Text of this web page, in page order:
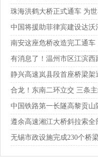
珠海洪鹤大桥正式通车 为
串联...
中国将援助菲律宾建设达沃
南安这座危桥改造完工通车
有消息了！温州市区江滨
预计1...
静兴高速岚县段首座桥梁架
合龙！东南二环立交 三条
通
中国铁路第一长隧高黎贡山
进通...
遵余高速湘江大桥斜拉索全
无锡市政设施完成230个桥